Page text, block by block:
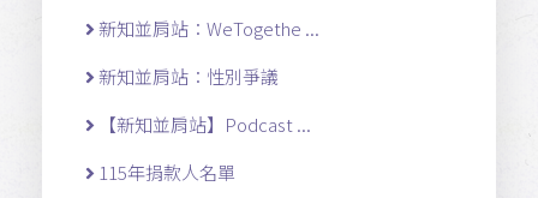
新知並肩站：WeTogethe ...
新知並肩站：性別爭議
【新知並肩站】Podcast ...
115年捐款人名單